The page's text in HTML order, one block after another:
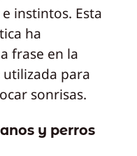
instintos. Esta
ha
frase en la
para
sonrisas.
y perros